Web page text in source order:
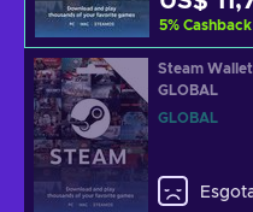
5% Cashback
Steam
GLOBAL
GLOBAL